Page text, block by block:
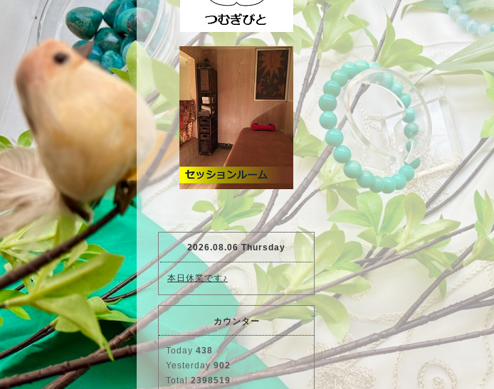
2026.08.06 Thursday
本日休業です♪
カウンター
Today 438
Yesterday902
Total2398519